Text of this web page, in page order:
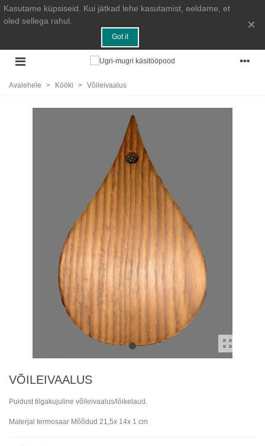
Kasutame küpsiseid. Kui jätkad lehe kasutamist, eeldame, et
oled sellega rahul.
Got it
×
Avalehele > Kööki > Võileivaalus
VÕILEIVAALUS
Puidust tilgakujuline võileivaalus/lõikelaud.
Materjal termosaar Mõõdud 21,5x 14x 1 cm